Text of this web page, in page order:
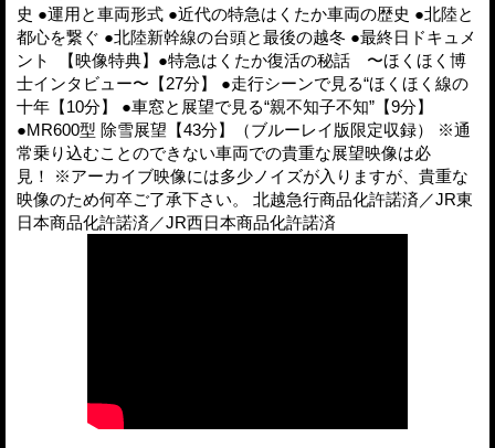
史 ●運用と車両形式 ●近代の特急はくたか車両の歴史 ●北陸と
都心を繋ぐ ●北陸新幹線の台頭と最後の越冬 ●最終日ドキュメ
ント 【映像特典】●特急はくたか復活の秘話 〜ほくほく博
士インタビュー〜【27分】 ●走行シーンで見る“ほくほく線の
十年【10分】 ●車窓と展望で見る“親不知子不知”【9分】
●MR600型 除雪展望【43分】（ブルーレイ版限定収録） ※通
常乗り込むことのできない車両での貴重な展望映像は必
見！ ※アーカイブ映像には多少ノイズが入りますが、貴重な
映像のため何卒ご了承下さい。 北越急行商品化許諾済／JR東
日本商品化許諾済／JR西日本商品化許諾済